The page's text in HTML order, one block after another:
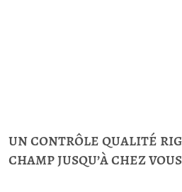
un contrôle qualité
champ jusqu’à chez vous